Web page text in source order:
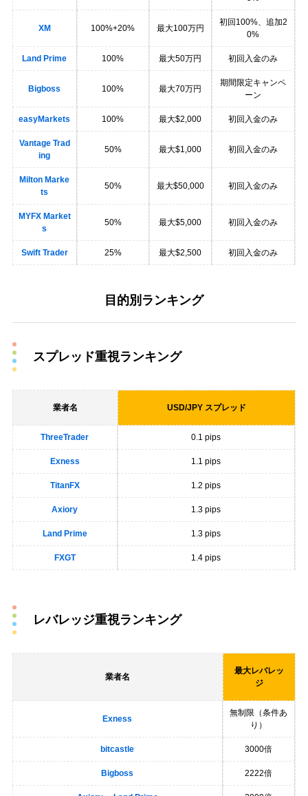
XM 100%+20% 最大100万円
初回100%、追加2
0%
Land Prime 100% 最大50万円 初回入金のみ
Bigboss 100% 最大70万円
期間限定キャンペ
ーン
easyMarkets 100% 最大$2,000 初回入金のみ
Vantage Trad
ing
50% 最大$1,000 初回入金のみ
Milton Marke
ts
50% 最大$50,000 初回入金のみ
MYFX Market
s
50% 最大$5,000 初回入金のみ
Swift Trader 25% 最大$2,500 初回入金のみ
目的別ランキング
スプレッド重視ランキング
業者名 USD/JPY スプレッド
ThreeTrader 0.1 pips
Exness 1.1 pips
TitanFX 1.2 pips
Axiory 1.3 pips
Land Prime 1.3 pips
FXGT 1.4 pips
レバレッジ重視ランキング
業者名
最大レバレッ
ジ
Exness
無制限（条件あ
り）
bitcastle 3000倍
Bigboss 2222倍